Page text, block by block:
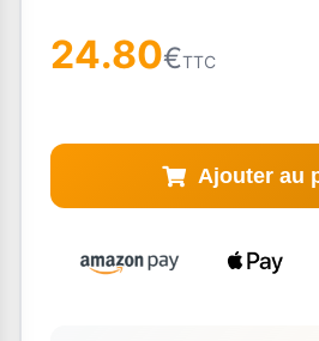
24.80€TTC
Ajouter au